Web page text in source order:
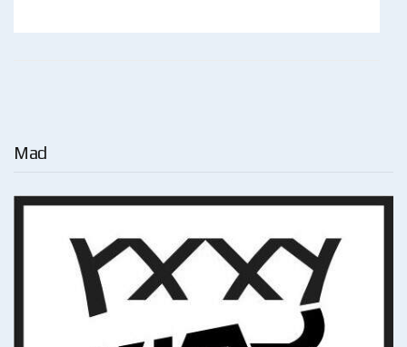
Mad